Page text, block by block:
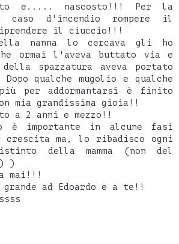
e..... nascosto!!! Per la
d'incendio rompere il
il ciuccio!!!
nanna lo cercava gli ho
ormai l'aveva buttato via e
spazzatura aveva portato
qualche mugolio e qualche
per addormantarsi è finito
mia grandissima gioia!!
a 2 anni e mezzo!!
è importante in alcune fasi
ma, lo ribadisco ogni
della mamma (non del
)
mai!!!
grande ad Edoardo e a te!!